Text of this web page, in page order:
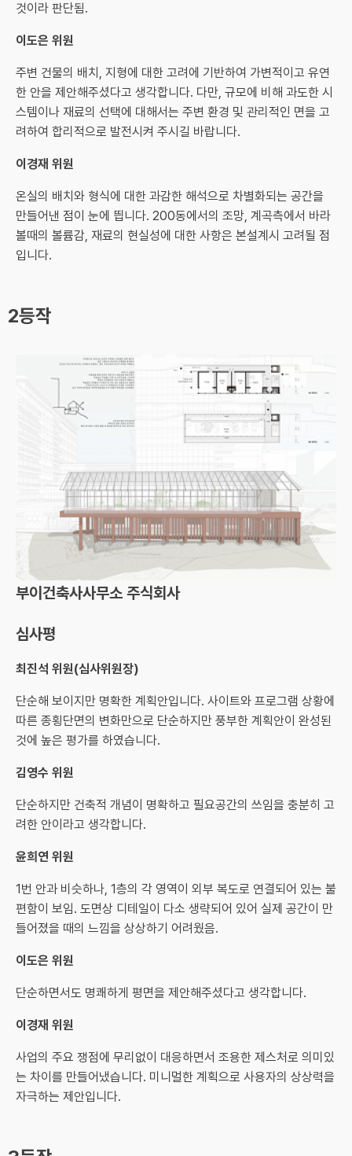
것이라 판단됨.
이도은 위원
주변 건물의 배치, 지형에 대한 고려에 기반하여 가변적이고 유연
한 안을 제안해주셨다고 생각합니다. 다만, 규모에 비해 과도한 시
스템이나 재료의 선택에 대해서는 주변 환경 및 관리적인 면을 고
려하여 합리적으로 발전시켜 주시길 바랍니다.
이경재 위원
온실의 배치와 형식에 대한 과감한 해석으로 차별화되는 공간을
만들어낸 점이 눈에 띕니다. 200동에서의 조망, 계곡측에서 바라
볼때의 볼륨감, 재료의 현실성에 대한 사항은 본설계시 고려될 점
입니다.
2등작
부이건축사사무소 주식회사
심사평
최진석 위원(심사위원장)
단순해 보이지만 명확한 계획안입니다. 사이트와 프로그램 상황에
따른 종횡단면의 변화만으로 단순하지만 풍부한 계획안이 완성된
것에 높은 평가를 하였습니다.
김영수 위원
단순하지만 건축적 개념이 명확하고 필요공간의 쓰임을 충분히 고
려한 안이라고 생각합니다.
윤희연 위원
1번 안과 비슷하나, 1층의 각 영역이 외부 복도로 연결되어 있는 불
편함이 보임. 도면상 디테일이 다소 생략되어 있어 실제 공간이 만
들어졌을 때의 느낌을 상상하기 어려웠음.
이도은 위원
단순하면서도 명쾌하게 평면을 제안해주셨다고 생각합니다.
이경재 위원
사업의 주요 쟁점에 무리없이 대응하면서 조용한 제스처로 의미있
는 차이를 만들어냈습니다. 미니멀한 계획으로 사용자의 상상력을
자극하는 제안입니다.